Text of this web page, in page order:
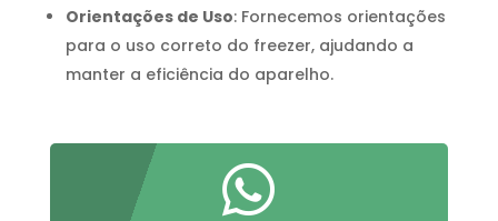
Orientações de Uso: Fornecemos orientações
para o uso correto do freezer, ajudando a
manter a eficiência do aparelho.
